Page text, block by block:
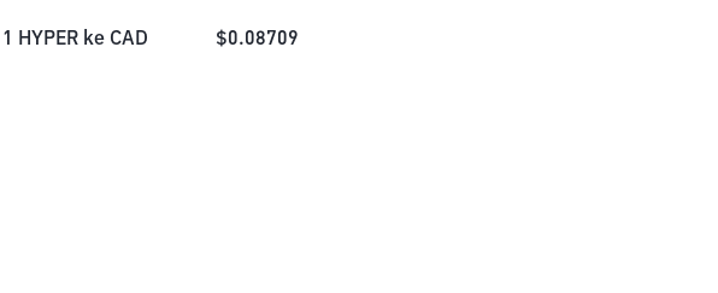
1 HYPER ke CAD $0.08709